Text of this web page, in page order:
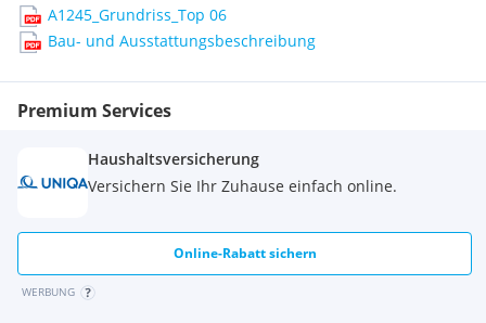
A1245_Grundriss_Top 06
Bau- und Ausstattungsbeschreibung
Premium Services
Haushaltsversicherung
Versichern Sie Ihr Zuhause einfach online.
Online-Rabatt sichern
WERBUNG